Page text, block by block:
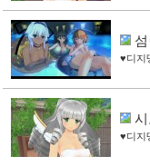
♥디지
♥디지